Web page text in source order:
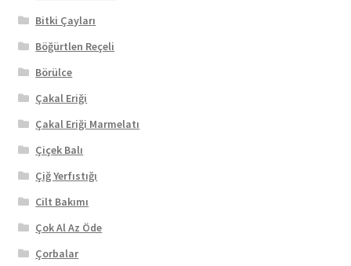
Bitki Çayları
Böğürtlen Reçeli
Börülce
Çakal Eriği
Çakal Eriği Marmelatı
Çiçek Balı
Çiğ Yerfıstığı
Cilt Bakımı
Çok Al Az Öde
Çorbalar